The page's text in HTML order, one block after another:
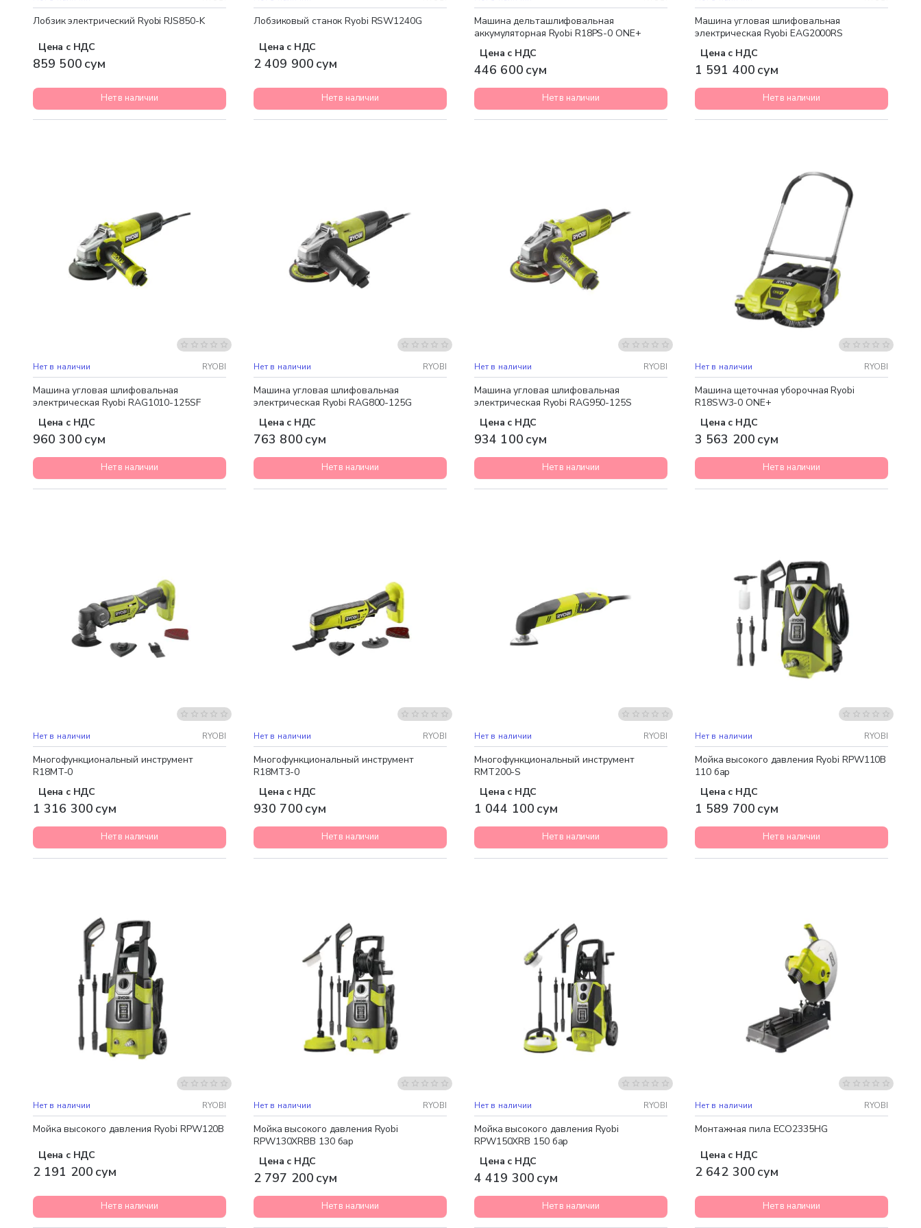
Лобзик электрический Ryobi RJS850-K
Цена с НДС
859 500 сум
Нет в наличии
Лобзиковый станок Ryobi RSW1240G
Цена с НДС
2 409 900 сум
Нет в наличии
Машина дельташлифовальная
аккумуляторная Ryobi R18PS-0 ONE+
Цена с НДС
446 600 сум
Нет в наличии
Машина угловая шлифовальная
электрическая Ryobi EAG2000RS
Цена с НДС
1 591 400 сум
Нет в наличии
Нет в наличии RYOBI
Машина угловая шлифовальная
электрическая Ryobi RAG1010-125SF
Цена с НДС
960 300 сум
Нет в наличии
Нет в наличии RYOBI
Машина угловая шлифовальная
электрическая Ryobi RAG800-125G
Цена с НДС
763 800 сум
Нет в наличии
Нет в наличии RYOBI
Машина угловая шлифовальная
электрическая Ryobi RAG950-125S
Цена с НДС
934 100 сум
Нет в наличии
Бесплатная доставка
Нет в наличии RYOBI
Машина щеточная уборочная Ryobi
R18SW3-0 ONE+
Цена с НДС
3 563 200 сум
Нет в наличии
Бесплатная доставка
Нет в наличии RYOBI
Многофункциональный инструмент
R18MT-0
Цена с НДС
1 316 300 сум
Нет в наличии
Нет в наличии RYOBI
Многофункциональный инструмент
R18MT3-0
Цена с НДС
930 700 сум
Нет в наличии
Бесплатная доставка
Нет в наличии RYOBI
Многофункциональный инструмент
RMT200-S
Цена с НДС
1 044 100 сум
Нет в наличии
Бесплатная доставка
Нет в наличии RYOBI
Мойка высокого давления Ryobi RPW110B
110 бар
Цена с НДС
1 589 700 сум
Нет в наличии
Бесплатная доставка
Нет в наличии RYOBI
Мойка высокого давления Ryobi RPW120B
Цена с НДС
2 191 200 сум
Нет в наличии
Бесплатная доставка
Нет в наличии RYOBI
Мойка высокого давления Ryobi
RPW130XRBB 130 бар
Цена с НДС
2 797 200 сум
Нет в наличии
Бесплатная доставка
Нет в наличии RYOBI
Мойка высокого давления Ryobi
RPW150XRB 150 бар
Цена с НДС
4 419 300 сум
Нет в наличии
Бесплатная доставка
Нет в наличии RYOBI
Монтажная пила ECO2335HG
Цена с НДС
2 642 300 сум
Нет в наличии